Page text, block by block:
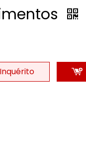
Inquérito